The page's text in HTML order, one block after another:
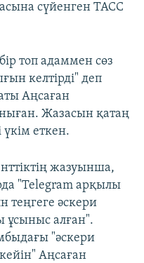
сүйенген ТАСС
топ адаммен сөз
келтірді" деп
Аңсаған
Жазасын қатаң
үкім еткен.
жазуынша,
"Telegram арқылы
әскери
ұсыныс алған".
"әскери
Аңсаған